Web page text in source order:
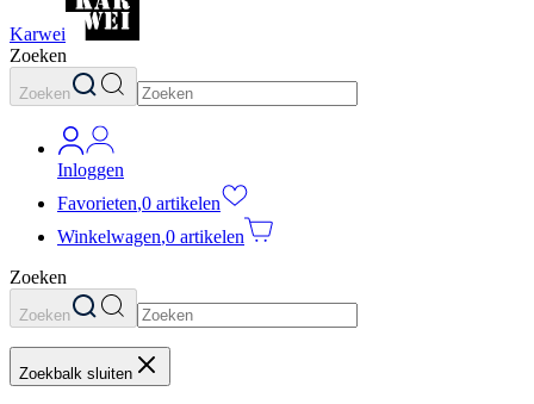
Karwei
Zoeken
Zoeken
Inloggen
Favorieten,0 artikelen
Winkelwagen,0 artikelen
Zoeken
Zoeken
Zoekbalk sluiten